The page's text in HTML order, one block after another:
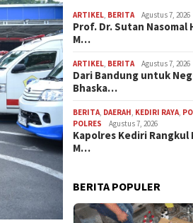
ARTIKEL, BERITA Agustus 7, 2026
Prof. Dr. Sutan Nasomal
M…
ARTIKEL, BERITA Agustus 7, 2026
Dari Bandung untuk
Bhaska…
BERITA, DAERAH, KEDIRI RAYA,
POLRES
Agustus 7, 2026
Kapolres Kediri Rangkul
M…
BERITA POPULER